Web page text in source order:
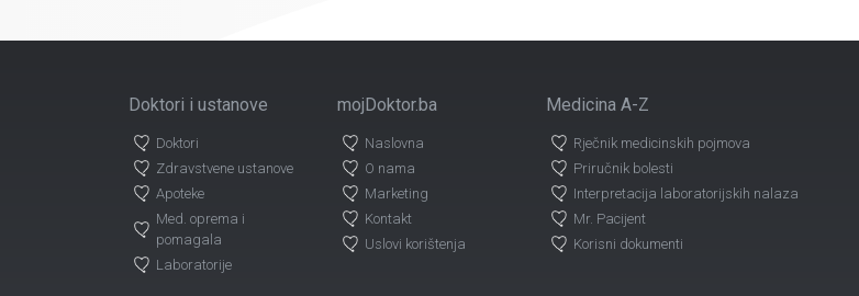
Doktori i ustanove
Doktori
Zdravstvene ustanove
Apoteke
Med. oprema i
pomagala
Laboratorije
mojDoktor.ba
Naslovna
O nama
Marketing
Kontakt
Uslovi korištenja
Medicina A-Z
Rječnik medicinskih pojmova
Priručnik bolesti
Interpretacija laboratorijskih nalaza
Mr. Pacijent
Korisni dokumenti